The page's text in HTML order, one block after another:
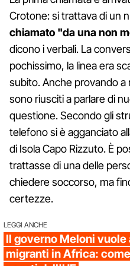
Crotone: si trattava di un
chiamato "da una non
dicono i verbali. La
pochissimo, la linea era
subito. Anche provando a
sono riusciti a parlare di
questione. Secondo gli
telefono si è agganciato
di Isola Capo Rizzuto. È
trattasse di una delle
chiedere soccorso, ma
certezze.
LEGGI ANCHE
Il governo Meloni
migranti in Africa: